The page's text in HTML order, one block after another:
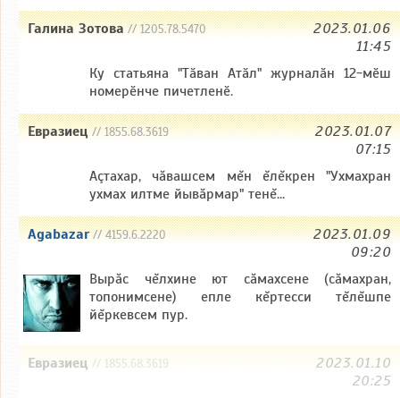
Галина Зотова// 1205.78.5470
2023.01.06
11:45
Ку статьяна "Тӑван Атӑл" журналӑн 12-мӗш
номерӗнче пичетленӗ.
Евразиец// 1855.68.3619
2023.01.07
07:15
Аçтахар, чăвашсем мĕн ĕлĕкрен "Ухмахран
ухмах илтме йывăрмар" тенĕ...
Agabazar// 4159.6.2220
2023.01.09
09:20
Вырăс чĕлхине ют сăмахсене (сăмахран,
топонимсене) епле кĕртесси тĕлĕшпе
йĕркевсем пур.
Евразиец // 1855.68.3619
2023.01.10
20:25